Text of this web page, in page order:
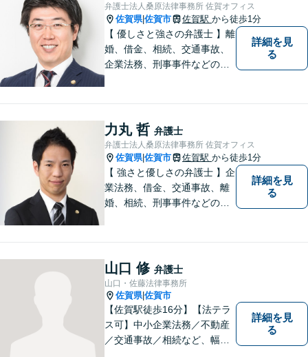
弁護士法人桑原法律事務所 佐賀オフィス
佐賀県|佐賀市 佐賀駅 から徒歩1分
【 優しさと強さの弁護士 】離
婚、借金、相続、交通事故、
企業法務、刑事事件などのご
なリーガルサービスを提供い
たします。
詳細を見
る
力丸 哲 弁護士
弁護士法人桑原法律事務所 佐賀オフィス
佐賀県|佐賀市 佐賀駅 から徒歩1分
【 強さと優しさの弁護士 】企
業法務、借金、交通事故、離
婚、相続、刑事事件などのご
なリーガルサービスを提供い
たします。
詳細を見
る
山口 修 弁護士
山口・佐藤法律事務所
佐賀県|佐賀市
【佐賀駅徒歩16分】【法テラ
ス可】中小企業法務／不動産
／交通事故／相続など、幅広
詳細を見
る